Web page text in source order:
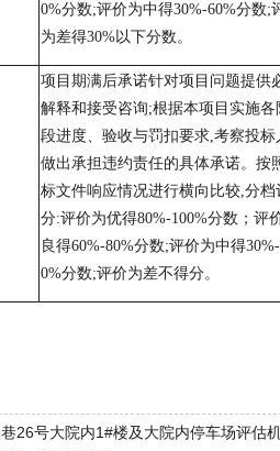
0%分数;评价为中得30%-60%分数;
为差得30%以下分数。
项目期满后承诺针对项目问题提供
解释和接受咨询;根据本项目实施各
段进度、验收与罚扣要求,考察投标
做出承担违约责任的具体承诺。按
标文件响应情况进行横向比较,分档
分:评价为优得80%-100%分数 ； 评
良得60%-80%分数;评价为中得
0%分数;评价为差不得分。
26号大院内1#楼及大院内停车场评估